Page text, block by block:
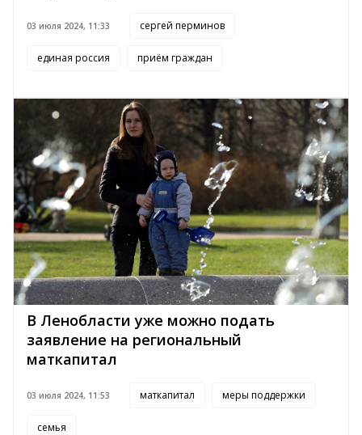
03 июля 2024, 11:33 сергей перминов
единая россия приём граждан
В Ленобласти уже можно подать
заявление на региональный
маткапитал
03 июля 2024, 11:53 маткапитал меры поддержки
семья